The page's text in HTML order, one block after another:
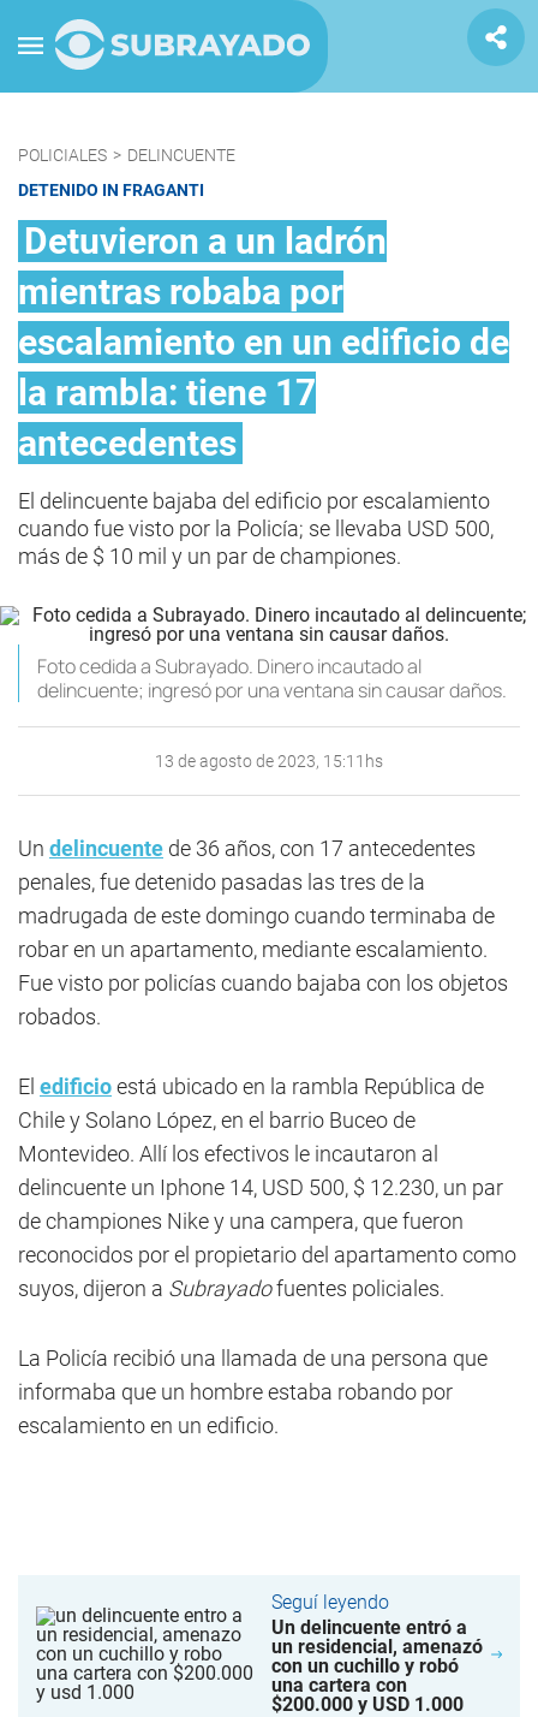
POLICIALES > DELINCUENTE
DETENIDO IN FRAGANTI
Detuvieron a un ladrón
mientras robaba por
escalamiento en un edificio de
la rambla: tiene 17
antecedentes
El delincuente bajaba del edificio por escalamiento
cuando fue visto por la Policía; se llevaba USD 500,
más de $ 10 mil y un par de championes.
Foto cedida a Subrayado. Dinero incautado al
delincuente; ingresó por una ventana sin causar daños.
13 de agosto de 2023, 15:11hs
Un delincuente de 36 años, con 17 antecedentes
penales, fue detenido pasadas las tres de la
madrugada de este domingo cuando terminaba de
robar en un apartamento, mediante escalamiento.
Fue visto por policías cuando bajaba con los objetos
robados.
El edificioestá ubicado en la rambla República de
Chile y Solano López, en el barrio Buceo de
Montevideo. Allí los efectivos le incautaron al
delincuente un Iphone 14, USD 500, $ 12.230, un par
de championes Nike y una campera, que fueron
reconocidos por el propietario del apartamento como
suyos, dijeron a Subrayadofuentes policiales.
La Policía recibió una llamada de una persona que
informaba que un hombre estaba robando por
escalamiento en un edificio.
Seguí leyendo
Un delincuente entró a
un residencial, amenazó
con un cuchillo y robó
una cartera con
$200.000 y USD 1.000